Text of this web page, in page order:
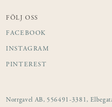
FÖLJ OSS
FACEBOOK
INSTAGRAM
PINTEREST
Norrgavel AB, 556491-3381,